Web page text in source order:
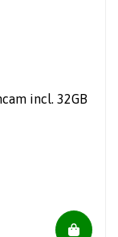
incl. 32GB